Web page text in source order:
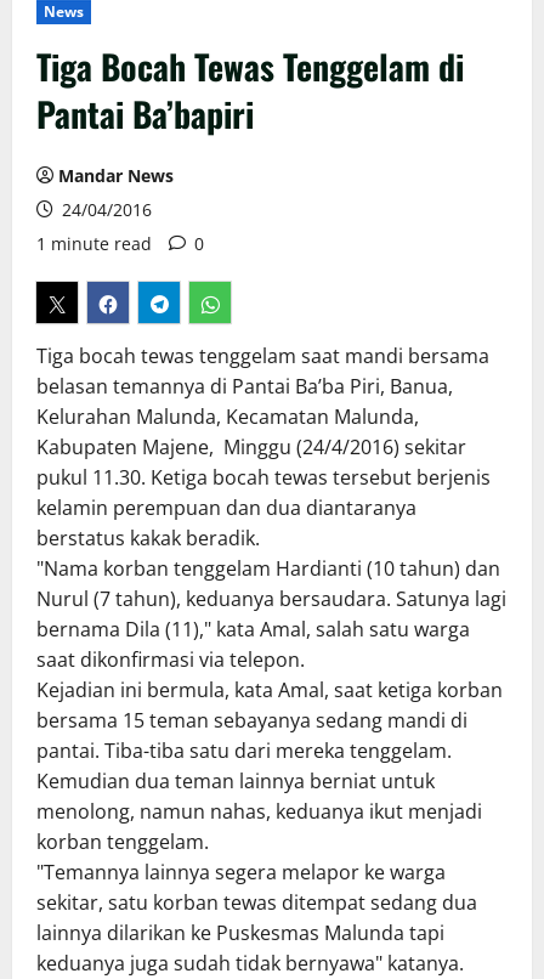
News
Tiga Bocah Tewas Tenggelam di
Pantai Ba’bapiri
Mandar News
24/04/2016
1 minute read
0
Tiga bocah tewas tenggelam saat mandi bersama
belasan temannya di Pantai Ba’ba Piri, Banua,
Kelurahan Malunda, Kecamatan Malunda,
Kabupaten Majene, Minggu (24/4/2016) sekitar
pukul 11.30. Ketiga bocah tewas tersebut berjenis
kelamin perempuan dan dua diantaranya
berstatus kakak beradik.
"Nama korban tenggelam Hardianti (10 tahun) dan
Nurul (7 tahun), keduanya bersaudara. Satunya lagi
bernama Dila (11)," kata Amal, salah satu warga
saat dikonfirmasi via telepon.
Kejadian ini bermula, kata Amal, saat ketiga korban
bersama 15 teman sebayanya sedang mandi di
pantai. Tiba-tiba satu dari mereka tenggelam.
Kemudian dua teman lainnya berniat untuk
menolong, namun nahas, keduanya ikut menjadi
korban tenggelam.
"Temannya lainnya segera melapor ke warga
sekitar, satu korban tewas ditempat sedang dua
lainnya dilarikan ke Puskesmas Malunda tapi
keduanya juga sudah tidak bernyawa" katanya.